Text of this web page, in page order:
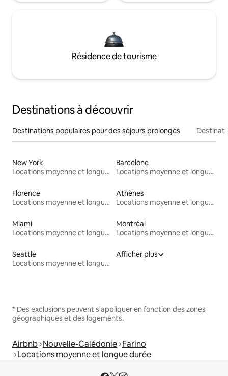
Résidence de tourisme
Destinations à découvrir
Destinations populaires pour des séjours prolongés
New York
Locations moyenne et longue durée
Barcelone
Locations moyenne et longue durée
Florence
Locations moyenne et longue durée
Athènes
Locations moyenne et longue durée
Miami
Locations moyenne et longue durée
Montréal
Locations moyenne et longue durée
Seattle
Locations moyenne et longue durée
Afficher plus
* Des exclusions peuvent s'appliquer en fonction des zones
géographiques et des logements.
Airbnb Nouvelle-Calédonie Farino
Locations moyenne et longue durée